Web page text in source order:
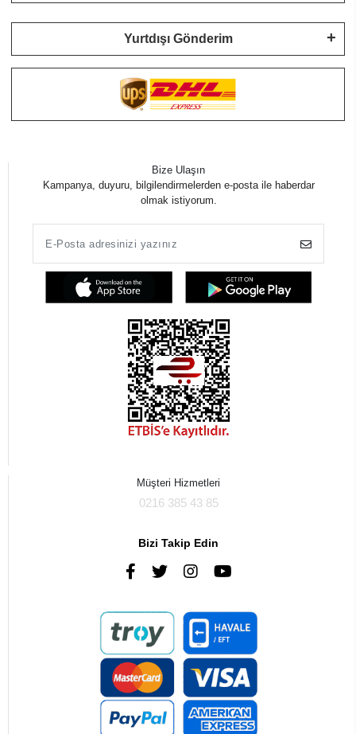
Yurtdışı Gönderim
Bize Ulaşın
Kampanya, duyuru, bilgilendirmelerden e-posta ile haberdar
olmak istiyorum.
Müşteri Hizmetleri
0216 385 43 85
Bizi Takip Edin